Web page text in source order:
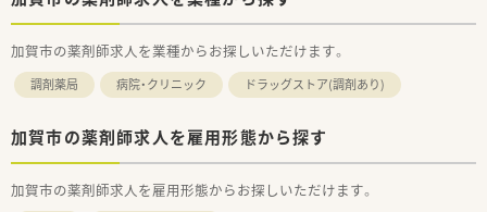
加賀市の薬剤師求人を業種からお探しいただけます。
調剤薬局 病院・クリニック ドラッグストア(調剤あり)
加賀市の薬剤師求人を雇用形態から探す
加賀市の薬剤師求人を雇用形態からお探しいただけます。